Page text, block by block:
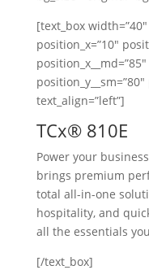
[text_box
position_x=”10″
text_align=”left”]
TCx® 810E
Power your
brings premium
total all-in-one
hospitality, and
all the essentials
[/text_box]